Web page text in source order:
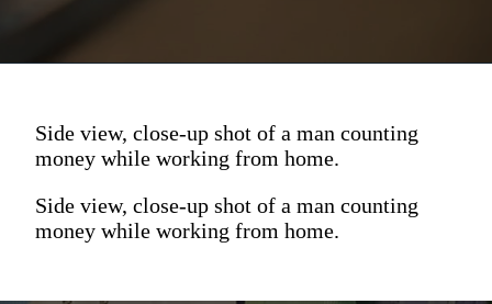
Side view, close-up shot of a man counting
money while working from home.
Side view, close-up shot of a man counting
money while working from home.